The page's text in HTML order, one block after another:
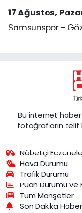
17 Ağustos,
Samsunspor -
Bu internet haber
fotoğrafların telif
Nöbetçi
Hava Durumu
Trafik Durumu
Puan Durumu ve
Tüm Manşetler
Son Dakika